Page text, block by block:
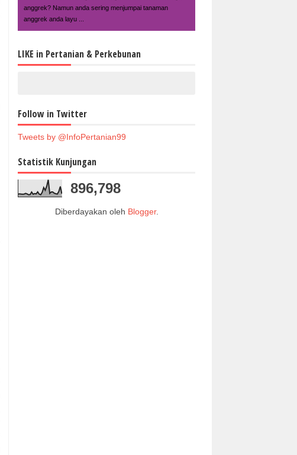
anggrek? Namun anda sering menjumpai tanaman
anggrek anda layu ...
LIKE in Pertanian & Perkebunan
Follow in Twitter
Tweets by @InfoPertanian99
Statistik Kunjungan
896,798
Diberdayakan oleh Blogger.